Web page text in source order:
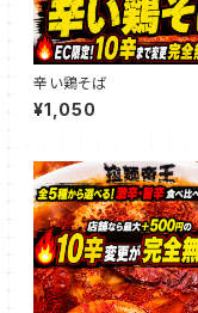
辛い鶏そば
¥1,050